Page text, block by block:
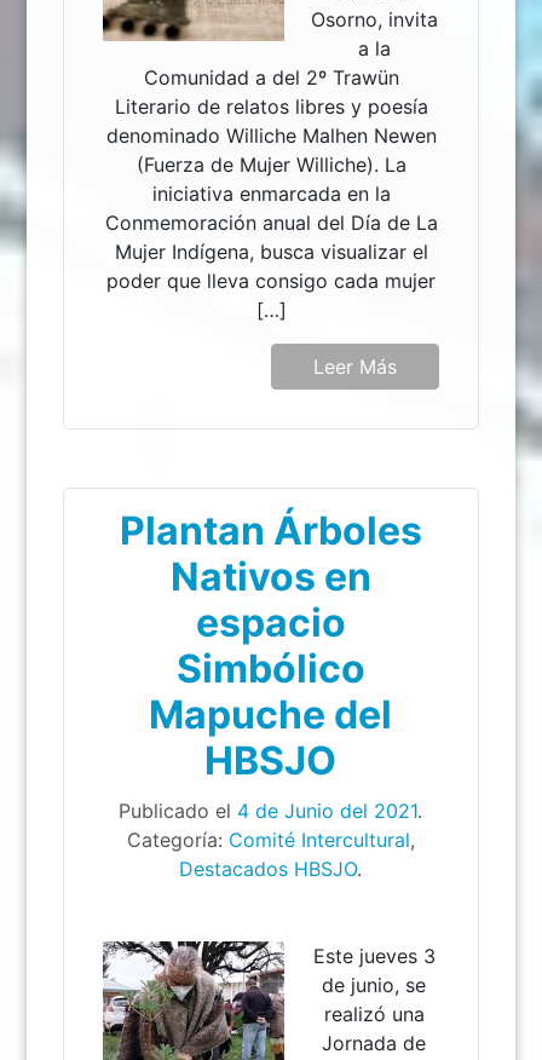
Osorno, invita
a la
Comunidad a del 2º Trawün
Literario de relatos libres y poesía
denominado Williche Malhen Newen
(Fuerza de Mujer Williche). La
iniciativa enmarcada en la
Conmemoración anual del Día de La
Mujer Indígena, busca visualizar el
poder que lleva consigo cada mujer
[…]
Leer Más
Plantan Árboles
Nativos en
espacio
Simbólico
Mapuche del
HBSJO
Publicado el 4 de Junio del 2021.
Categoría: Comité Intercultural,
Destacados HBSJO.
Este jueves 3
de junio, se
realizó una
Jornada de